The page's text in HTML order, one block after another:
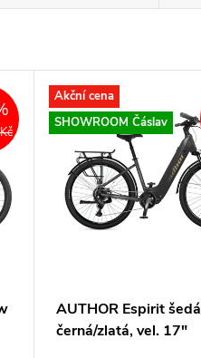
Akční cena
SHOWROOM Čáslav
AUTHOR Espirit
černá/zlatá, vel. 17"